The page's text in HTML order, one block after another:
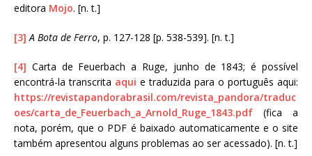
editora Mojo. [n. t.]
[3] A Bota de Ferro, p. 127-128 [p. 538-539]. [n. t.]
[4] Carta de Feuerbach a Ruge, junho de 1843; é possível
encontrá-la transcrita aqui e traduzida para o português aqui:
https://revistapandorabrasil.com/revista_pandora/traduc
oes/carta_de_Feuerbach_a_Arnold_Ruge_1843.pdf (fica a
nota, porém, que o PDF é baixado automaticamente e o site
também apresentou alguns problemas ao ser acessado). [n. t.]